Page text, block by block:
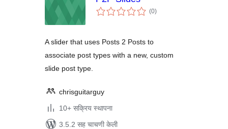
(0एकूण
मूल्यांकन
)
A slider that uses Posts 2 Posts to
associate post types with a new, custom
slide post type.
chrisguitarguy
10+ सक्रिय स्थापना
3.5.2 सह चाचणी केली